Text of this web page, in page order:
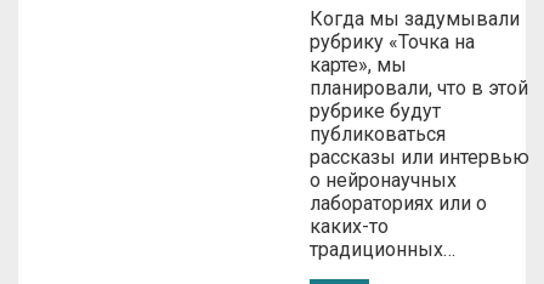
Когда мы задумывали
рубрику «Точка на
карте», мы
планировали, что в этой
рубрике будут
публиковаться
рассказы или интервью
о нейронаучных
лабораториях или о
каких-то
традиционных…